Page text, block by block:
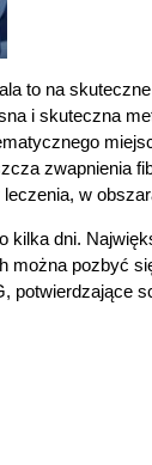
to na
i skuteczna
zwapnienia
w
kilka dni.
pozbyć
potwierdzające